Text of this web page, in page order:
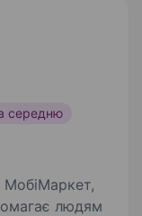
середню
людям